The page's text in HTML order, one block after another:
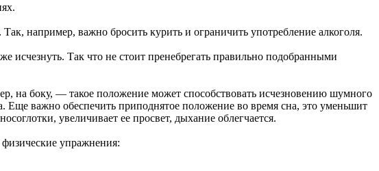
например, важно бросить курить и ограничить употребление алкоголя.
исчезнуть. Так что не стоит пренебрегать правильно подобранными
на боку, — такое положение может способствовать исчезновению шумного
важно обеспечить приподнятое положение во время сна, это уменьшит
увеличивает ее просвет, дыхание облегчается.
упражнения: